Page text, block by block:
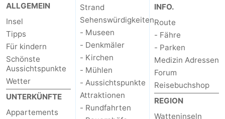
Reiten
-
Surfen
-
Wattwandern
-
Sportangeln
Seehunden
Essen
ALLGEMEIN
Insel
Tipps
Für kindern
Schönste
Aussichtspunkte
Wetter
UNTERKÜNFTE
Appartements
Strand
Sehenswürdigkeiten
- Museen
- Denkmäler
- Kirchen
- Mühlen
- Aussichtspunkte
Attraktionen
- Rundfahrten
INFO.
Route
- Fähre
- Parken
Medizin Adressen
Forum
Reisebuchshop
REGION
Watteninseln